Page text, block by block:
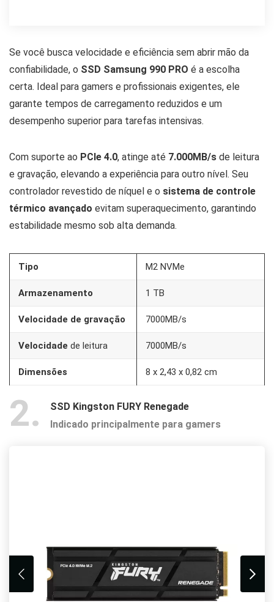
Se você busca velocidade e eficiência sem abrir mão da
confiabilidade, o SSD Samsung 990 PRO é a escolha
certa. Ideal para gamers e profissionais exigentes, ele
garante tempos de carregamento reduzidos e um
desempenho superior para tarefas intensivas.
Com suporte ao PCIe 4.0, atinge até 7.000MB/s de leitura
e gravação, elevando a experiência para outro nível. Seu
controlador revestido de níquel e o sistema de controle
térmico avançado evitam superaquecimento, garantindo
estabilidade mesmo sob alta demanda.
Tipo M2 NVMe
Armazenamento 1 TB
Velocidade de gravação 7000MB/s
Velocidade de leitura 7000MB/s
Dimensões ‎8 x 2,43 x 0,82 cm
2
SSD Kingston FURY Renegade
Indicado principalmente para gamers